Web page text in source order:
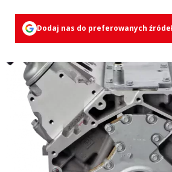
Dodaj nas do preferowanych